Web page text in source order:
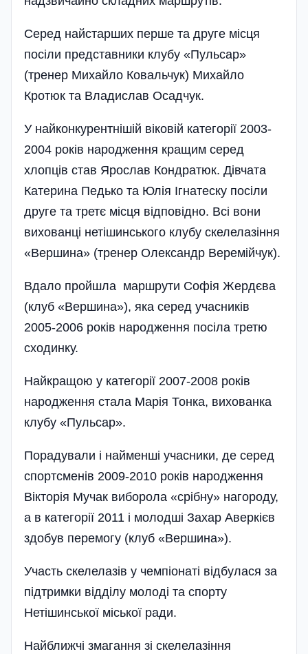
Серед найстарших перше та друге місця
посіли представники клубу «Пульсар»
(тренер Михайло Ковальчук) Михайло
Кротюк та Владислав Осадчук.
У найконкурентнішій віковій категорії 2003-
2004 років народження кращим серед
хлопців став Ярослав Кондратюк. Дівчата
Катерина Педько та Юлія Ігнатеску посіли
друге та третє місця відповідно. Всі вони
вихованці нетішинського клубу скелелазі­ння
«Вершина» (тренер Олександр Веремійчук).
Вдало пройшла маршрути Софія Жердєва
(клуб «Вершина»), яка серед учасників
2005-2006 років народження посіла третю
сходинку.
Найкращою у категорії 2007-2008 років
народження стала Марія Тонка, вихованка
клубу «Пульсар».
Порадували і найменші учасники, де серед
спортсменів 2009-2010 років народження
Вікторія Мучак виборола «срібну» нагороду,
а в категорії 2011 і молодші Захар Аверкієв
здобув перемогу (клуб «Вершина»).
Участь скелелазів у чемпіонаті відбулася за
підтримки відділу молоді та спорту
Нетішинської міської ради.
Найближчі змагання зі скелелазіння